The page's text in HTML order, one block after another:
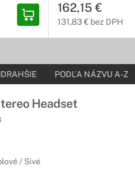
slúchadlám od
komunikácií.
162,15 €
131,83 € bez DPH
PODĽA NÁZVU A-Z
Headset
/ Sivé